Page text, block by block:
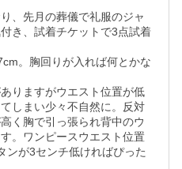
、先月の葬儀で礼服のジャ
き、試着チケットで3点試着
。胸回りが入れば何とかな
りますがウエスト位置が低
しまい少々不自然に。反対
く胸で引っ張られ背中のウ
。ワンピースウエスト位置
ンが3センチ低ければぴった